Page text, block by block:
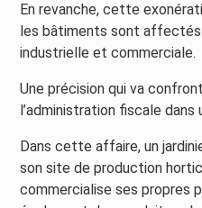
En revanche, cette
les bâtiments sont
industrielle et commerciale.
Une précision qui va
l’administration fiscale
Dans cette affaire, un
son site de production
commercialise ses propres